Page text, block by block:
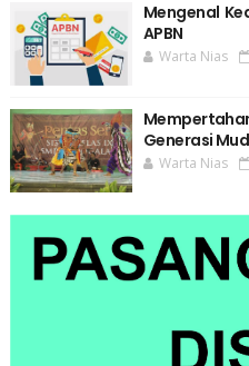
Mengenal
APBN
Warta Nias
Generasi
Warta Nias